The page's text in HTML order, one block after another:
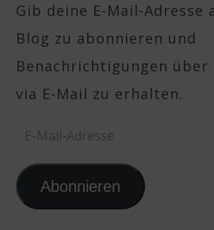
Gib deine E-Mail-Adresse
Blog zu abonnieren und
Benachrichtigungen über
via E-Mail zu erhalten.
E-Mail-Adresse
Abonnieren